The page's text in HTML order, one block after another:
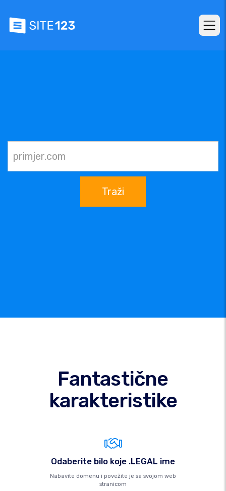
Traži
Fantastične
karakteristike
Odaberite bilo koje .LEGAL ime
Nabavite domenu i povežite je sa svojom web
stranicom